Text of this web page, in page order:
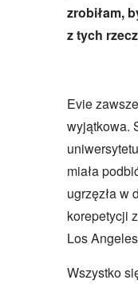
zrobiłam,
z tych
Evie
wyjątkowa.
miała
ugrzęzła w
korepetycji
Los
Wszystko